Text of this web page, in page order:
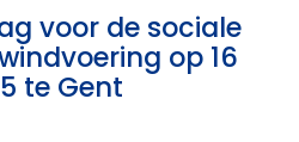
voor de sociale
op 16
te Gent